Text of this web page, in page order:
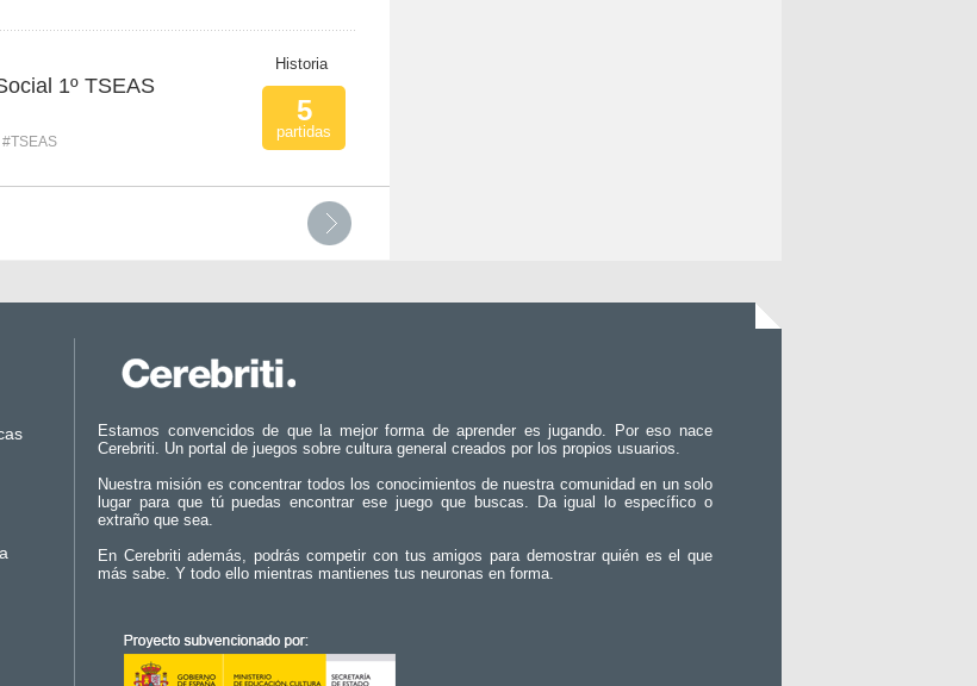
1º TSEAS
#TSEAS
Historia
5
partidas
Estamos convencidos de que la mejor forma de aprender es jugando. Por eso nace
Cerebriti. Un portal de juegos sobre cultura general creados por los propios usuarios.
Nuestra misión es concentrar todos los conocimientos de nuestra comunidad en un solo
lugar para que tú puedas encontrar ese juego que buscas. Da igual lo específico o
extraño que sea.
En Cerebriti además, podrás competir con tus amigos para demostrar quién es el que
más sabe. Y todo ello mientras mantienes tus neuronas en forma.